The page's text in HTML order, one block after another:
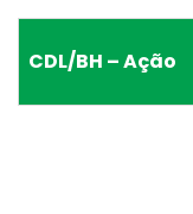
CDL/BH – Ação